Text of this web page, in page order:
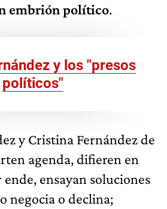
embrión político.
y los "presos
políticos"
y Cristina Fernández de
agenda, difieren en
ensayan soluciones
negocia o declina;